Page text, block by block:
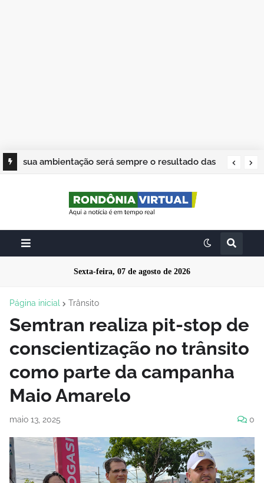
sua ambientação será sempre o resultado das
Sexta-feira, 07 de agosto de 2026
Página inicial Trânsito
Semtran realiza pit-stop de
conscientização no trânsito
como parte da campanha
Maio Amarelo
maio 13, 2025 0